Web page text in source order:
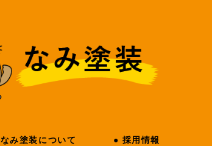
なみ塗装について ● 採用情報